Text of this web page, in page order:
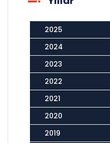
2025
2024
2023
2022
2021
2020
2019